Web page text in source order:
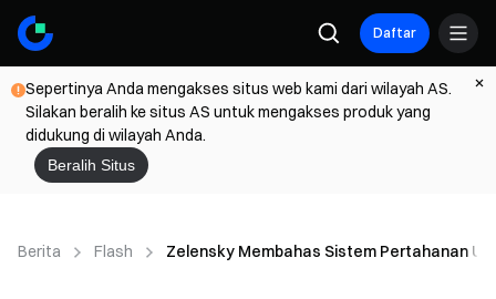
Daftar
Sepertinya Anda mengakses situs web kami dari wilayah AS.
Silakan beralih ke situs AS untuk mengakses produk yang
didukung di wilayah Anda.
Beralih Situs
Berita Flash Zelensky Membahas Sistem Pertahanan